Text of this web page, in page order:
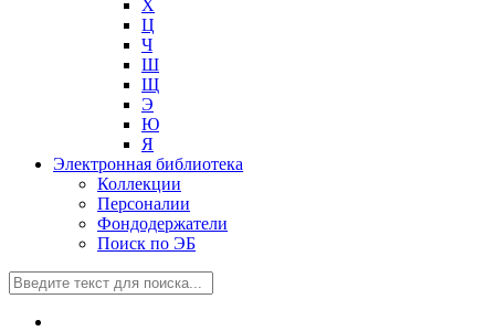
Х
Ц
Ч
Ш
Щ
Э
Ю
Я
Электронная библиотека
Коллекции
Персоналии
Фондодержатели
Поиск по ЭБ